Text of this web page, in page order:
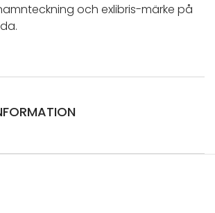
och exlibris-märke på